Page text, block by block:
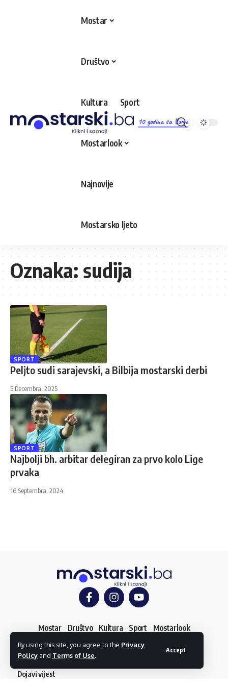
By using this site, you agree to the Privacy
Policy and Terms of Use.
Accept
10 godina sa Vama
Mostar
Društvo
Kultura Sport
Mostarlook
Najnovije
Mostarsko ljeto
Oznaka:sudija
SPORT
Peljto sudi sarajevski, a Bilbija mostarski derbi
5 Decembra, 2025
SPORT
Najbolji bh. arbitar delegiran za prvo kolo Lige
prvaka
16 Septembra, 2024
Mostar Društvo Kultura Sport Mostarlook
Dojavi vijest